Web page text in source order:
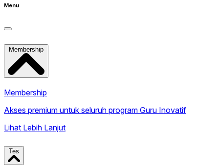
Menu
Membership
Membership
Akses premium untuk seluruh program Guru Inovatif
Lihat Lebih Lanjut
Tes